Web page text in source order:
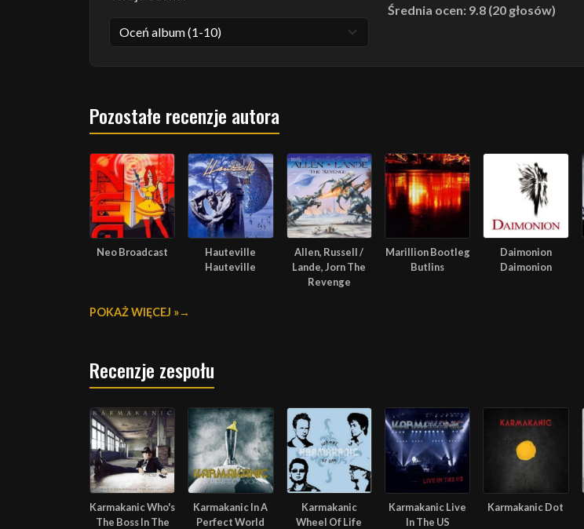
Średnia ocen: 9.8 (20 głosów)
Pozostałe recenzje autora
Neo Broadcast
Hauteville
Hauteville
Allen, Russell /
Lande, Jorn The
Revenge
Marillion Bootleg
Butlins
Daimonion
Daimonion
POKAŻ WIĘCEJ »
Recenzje zespołu
Karmakanic Who's
The Boss In The
Karmakanic In A
Perfect World
Karmakanic
Wheel Of Life
Karmakanic Live
In The US
Karmakanic Dot